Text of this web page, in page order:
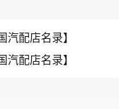
配店名录】
配店名录】